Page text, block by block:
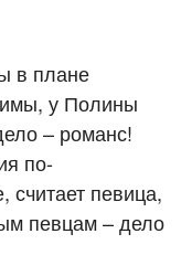
в плане
у Полины
– романс!
по-
певица,
певцам – дело